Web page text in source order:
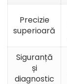
Precizie
superioară
Siguranță
și
diagnostic